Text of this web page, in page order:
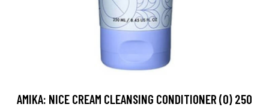
AMIKA: NICE CREAM CLEANSING CONDITIONER (O) 250